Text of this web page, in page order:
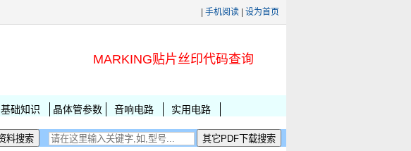
手机阅读 设为首页
MARKING贴片丝印代码查询
基础知识 晶体管参数 音响电路 实用电路